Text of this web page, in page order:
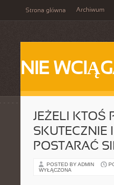
Strona główna Archiwum
NIE
JEŻELI KTOŚ
SKUTECZNIE
POSTARAĆ
POSTED BY ADMIN
WYŁĄCZONA